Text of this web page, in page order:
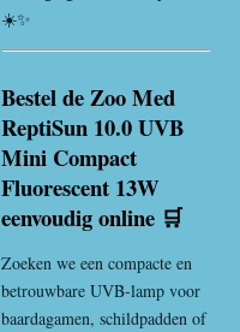
☀️✨
Bestel de Zoo Med
ReptiSun 10.0 UVB
Mini Compact
Fluorescent 13W
eenvoudig online 🛒
Zoeken we een compacte en
betrouwbare UVB-lamp voor
baardagamen, schildpadden of